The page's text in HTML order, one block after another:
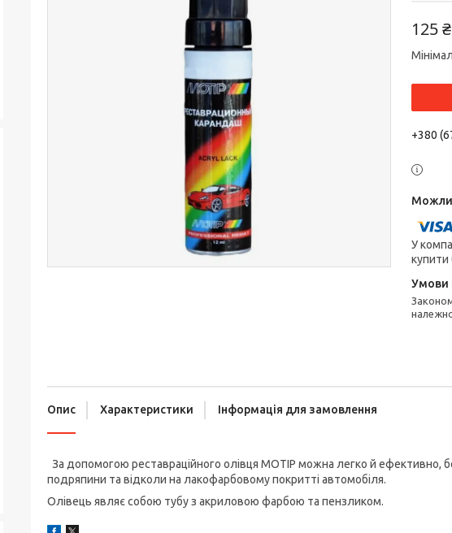
125 ₴
+380
У
купити
Законом не передбачено повернення та обмін даного товару
Опис Характеристики Інформація для замовлення
За допомогою реставраційного олівця MOTIP можна легко й ефективно,
подряпини та відколи на лакофарбовому покритті автомобіля.
Олівець являє собою тубу з акриловою фарбою та пензликом.